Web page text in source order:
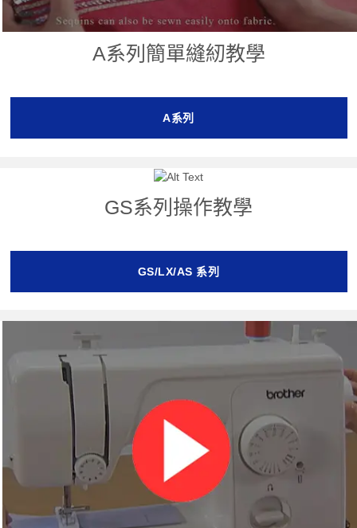
A系列簡單縫紉教學
A系列
GS系列操作教學
GS/LX/AS 系列